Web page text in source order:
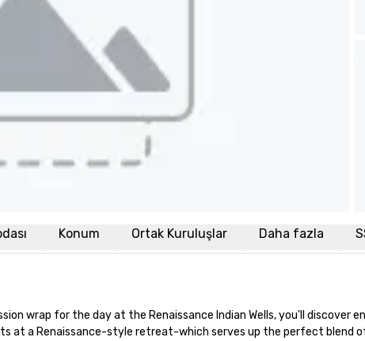
Konum Ortak Kuruluşlar Daha fazla
wrap for the day at the Renaissance Indian Wells, you'll
at a Renaissance-style retreat-which serves up the perfect